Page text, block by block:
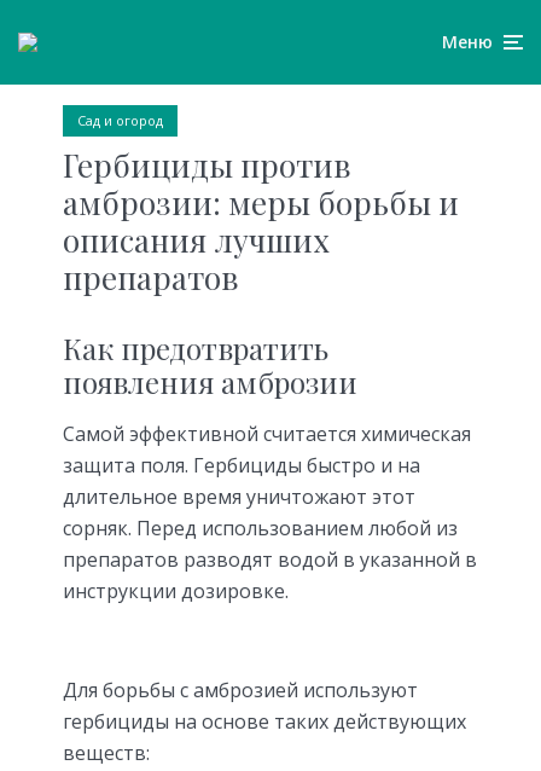
Меню
Сад и огород
Гербициды против
амброзии: меры борьбы и
описания лучших
препаратов
Как предотвратить
появления амброзии
Самой эффективной считается химическая
защита поля. Гербициды быстро и на
длительное время уничтожают этот
сорняк. Перед использованием любой из
препаратов разводят водой в указанной в
инструкции дозировке.
Для борьбы с амброзией используют
гербициды на основе таких действующих
веществ: